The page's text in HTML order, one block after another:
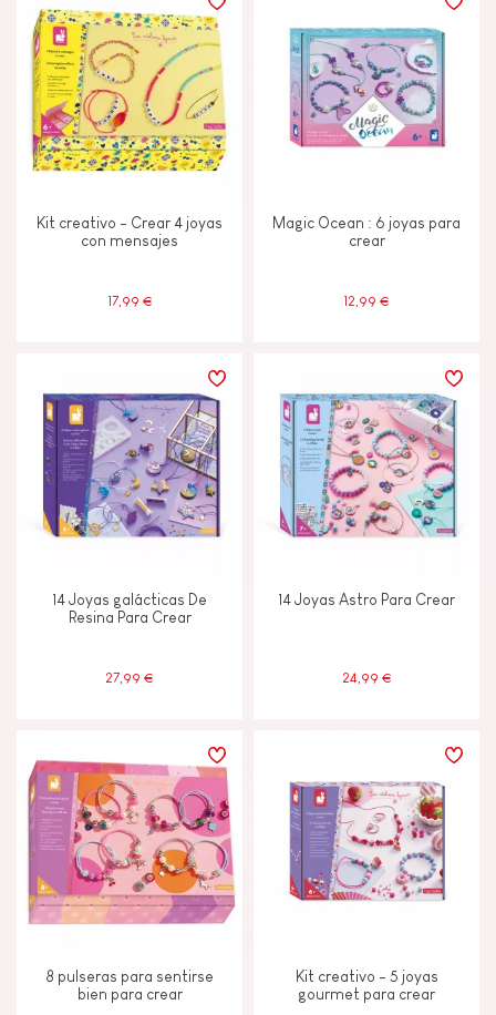
Kit creativo - Crear 4 joyas
con mensajes
17,99 €
Magic Ocean : 6 joyas para
crear
12,99 €
14 Joyas galácticas De
Resina Para Crear
27,99 €
14 Joyas Astro Para Crear
24,99 €
8 pulseras para sentirse
bien para crear
Kit creativo - 5 joyas
gourmet para crear